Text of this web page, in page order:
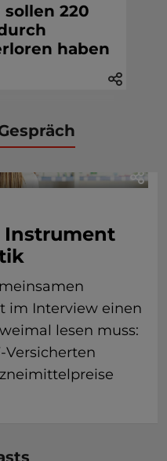
sollen 220
haben
Instrument
im Interview einen
lesen muss:
Versicherten